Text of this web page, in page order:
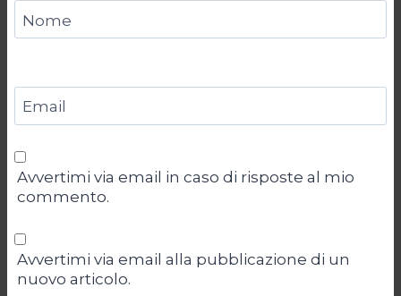
Nome
Email
Avvertimi via email in caso di risposte al mio
commento.
Avvertimi via email alla pubblicazione di un
nuovo articolo.